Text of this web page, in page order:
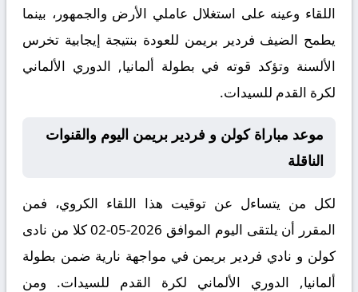
اللقاء وعينه على استغلال عاملي الأرض والجمهور، بينما
يطمح الضيف فردير بريمن للعودة بنتيجة إيجابية تخرس
الألسنة وتؤكد قوته في بطولة ألمانيا, الدوري الألماني
لكرة القدم للسيدات.
موعد مباراة كولن و فردير بريمن اليوم والقنوات
الناقلة
لكل من يتساءل عن توقيت هذا اللقاء الكروي، فمن
المقرر أن يلتقى اليوم الموافق 2026-05-02 كلا من نادى
كولن و نادي فردير بريمن في مواجهة نارية ضمن بطولة
ألمانيا, الدوري الألماني لكرة القدم للسيدات. ومن